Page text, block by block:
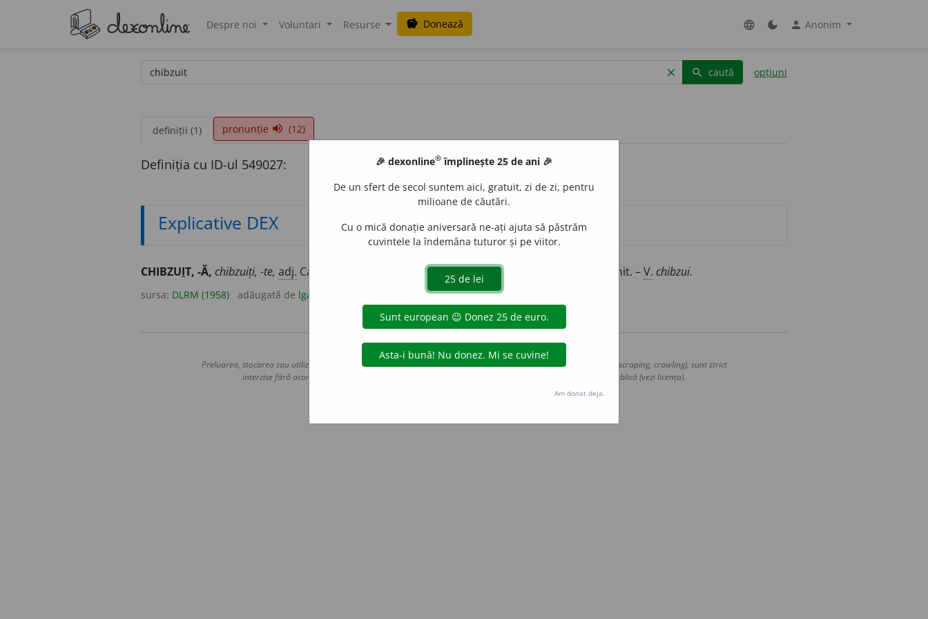
Despre noi Voluntari Resurse savings Donează language dark_mode person Anonim
clear search caută opțiuni
definiții (1) pronunție volume_up (12)
Definiția cu ID-ul 549027:
Explicative DEX
CHIBZUIT, -Ă, chibzuiți, -te, adj. Care judecă, cumpănind toate eventualitățile; socotit, cumpănit. –V. chibzui.
sursa: DLRM (1958) adăugată de lgall
Copyright © 2004-2026 dexonline (https://dexonline.ro)
Preluarea, stocarea sau utilizarea datelor de pe acest site, inclusiv prin orice metode de extragere automată (web scraping, crawling), sunt strict
interzise fără acordul nostru prealabil scris, cu excepția seturilor de date oferite oficial spre utilizare publică (vezi licența).
Hosterion
🎉 dexonline® împlinește 25 de ani 🎉
De un sfert de secol suntem aici, gratuit, zi de zi, pentru
milioane de căutări.
Cu o mică donație aniversară ne-ați ajuta să păstrăm
cuvintele la îndemâna tuturor și pe viitor.
Am donat deja.